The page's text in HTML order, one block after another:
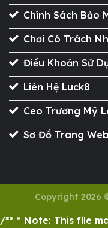
Chính Sách Bảo
Chơi Có Trách
Điều Khoản Sử
Liên Hệ Luck8
Ceo Trương Mỹ
Sơ Đồ Trang Web
Copyright 2026
/** * Note: This file